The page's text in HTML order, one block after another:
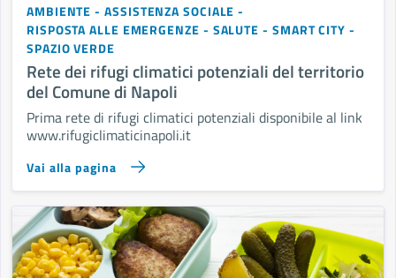
AMBIENTE
ASSISTENZA SOCIALE
RISPOSTA ALLE EMERGENZE
SALUTE
SMART CITY
SPAZIO VERDE
Rete dei rifugi climatici potenziali del territorio
del Comune di Napoli
Prima rete di rifugi climatici potenziali disponibile al link
www.rifugiclimaticinapoli.it
Vai alla pagina